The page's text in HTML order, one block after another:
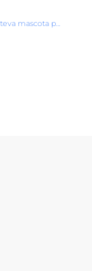
Mantingues a la teva mascota protegida: revisió veterinària de rutina per prevenir problemes de salut